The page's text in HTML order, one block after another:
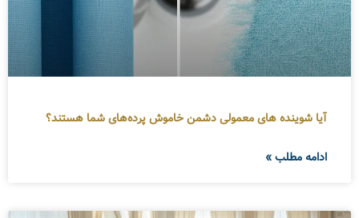
آیا شوینده های معمولی دشمن خاموش پرده‌های شما هستند؟
ادامه مطلب »